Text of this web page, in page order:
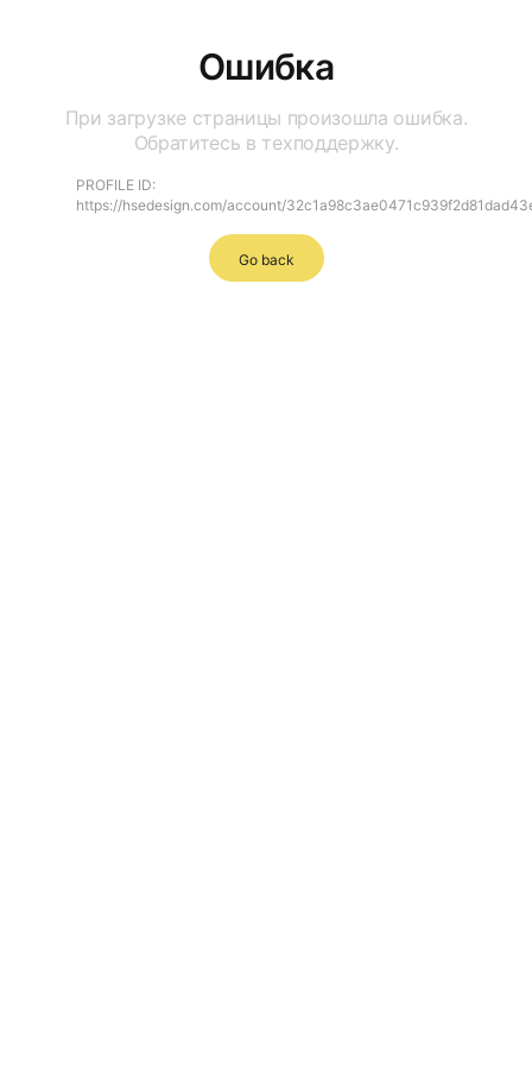
Ошибка
При загрузке страницы произошла ошибка.
Обратитесь в техподдержку.
PROFILE ID:
https://hsedesign.com/account/
Go back